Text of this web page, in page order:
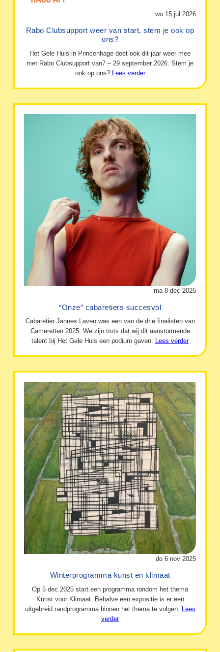
wo 15 jul 2026
Rabo Clubsupport weer van start, stem je ook op
ons?
Het Gele Huis in Princenhage doet ook dit jaar weer mee
met Rabo Clubsupport van7 – 29 september 2026. Stem je
ook op ons? Lees verder
ma 8 dec 2025
“Onze” cabaretiers succesvol
Cabaretier Jannes Laven was een van de drie finalisten van
Cameretten 2025. We zijn trots dat wij dit aanstormende
talent bij Het Gele Huis een podium gaven. Lees verder
do 6 nov 2025
Winterprogramma kunst en klimaat
Op 5 dec 2025 start een programma rondom het thema
Kunst voor Klimaat. Behalve een expositie is er een
uitgebreid randprogramma binnen het thema te volgen.
Lees
verder